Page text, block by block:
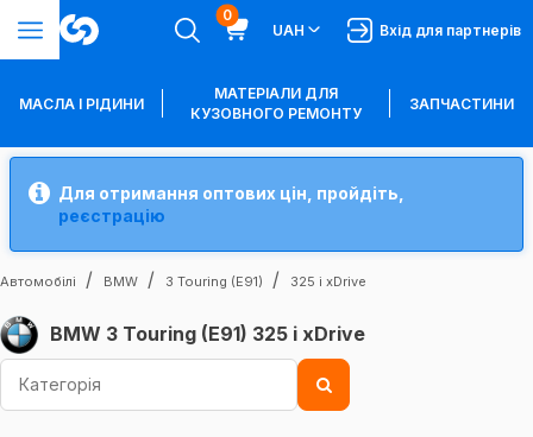
0
UAH
Вхід для партнерів
МАСЛА І РІДИНИ
МАТЕРІАЛИ ДЛЯ
КУЗОВНОГО РЕМОНТУ
ЗАПЧАСТИНИ
Для отримання оптових цін, пройдіть,
реєстрацію
Автомобілі BMW 3 Touring (E91) 325 i xDrive
BMW 3 Touring (E91) 325 i xDrive